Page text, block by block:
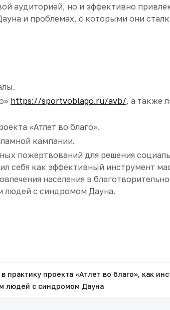
аудиторией, но и эффективно
и проблемах, с которыми они
https://sportvoblago.ru/avb/, а также
«Атлет во благо».
кампании.
пожертвований для решения
себя как эффективный инструмент
населения в
людей с синдромом Дауна.
практику проекта «Атлет во благо», как
людей с синдромом Дауна